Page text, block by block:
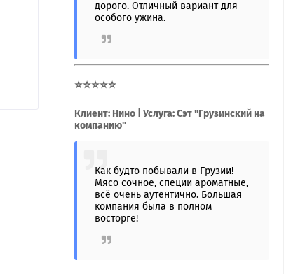
дорого. Отличный вариант для
особого ужина.
⭐⭐⭐⭐⭐
Клиент: Нино | Услуга: Сэт "Грузинский на
компанию"
Как будто побывали в Грузии!
Мясо сочное, специи ароматные,
всё очень аутентично. Большая
компания была в полном
восторге!